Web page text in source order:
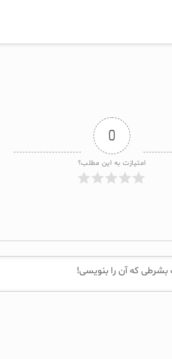
0
امتیازت به این مطلب؟